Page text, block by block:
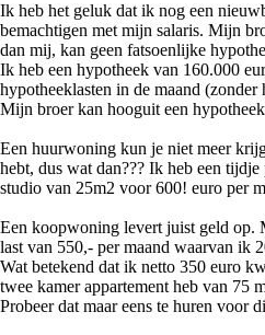
Ik heb het geluk dat ik nog een
bemachtigen met mijn salaris. Mijn
dan mij, kan geen fatsoenlijke
Ik heb een hypotheek van 160.000
hypotheeklasten in de maand
Mijn broer kan hooguit een
Een huurwoning kun je niet meer
hebt, dus wat dan??? Ik heb een
studio van 25m2 voor 600! euro per
Een koopwoning levert juist geld op.
last van 550,- per maand waarvan ik
Wat betekend dat ik netto 350 euro
twee kamer appartement heb van 75
Probeer dat maar eens te huren voor